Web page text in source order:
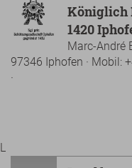
Königlich
1420
Marc-André
97346 Iphofen · Mobil:
·
L